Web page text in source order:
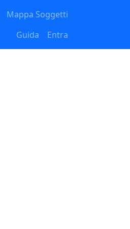
Mappa Soggetti
Guida
Entra